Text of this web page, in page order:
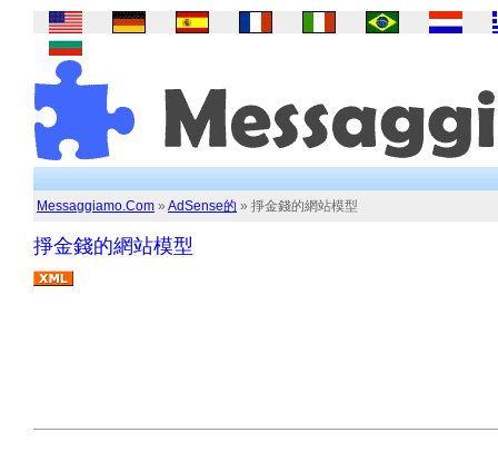
Messaggiamo.Com » AdSense的 » 掙金錢的網站模型
掙金錢的網站模型